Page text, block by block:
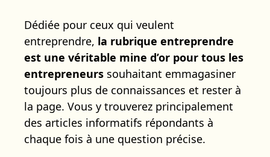
Dédiée pour ceux qui veulent
entreprendre, la rubrique entreprendre
est une véritable mine d’or pour tous les
entrepreneurs souhaitant emmagasiner
toujours plus de connaissances et rester à
la page. Vous y trouverez principalement
des articles informatifs répondants à
chaque fois à une question précise.